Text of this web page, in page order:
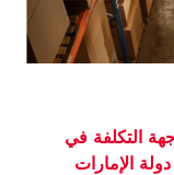
التكلفة في
الإمارات